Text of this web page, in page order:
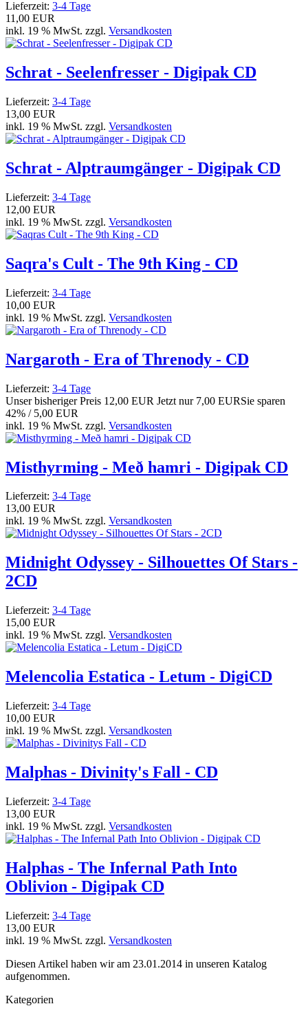
Lieferzeit: 3-4 Tage
11,00 EUR
inkl. 19 % MwSt. zzgl. Versandkosten
Schrat - Seelenfresser - Digipak CD
Lieferzeit: 3-4 Tage
13,00 EUR
inkl. 19 % MwSt. zzgl. Versandkosten
Schrat - Alptraumgänger - Digipak CD
Lieferzeit: 3-4 Tage
12,00 EUR
inkl. 19 % MwSt. zzgl. Versandkosten
Saqra's Cult - The 9th King - CD
Lieferzeit: 3-4 Tage
10,00 EUR
inkl. 19 % MwSt. zzgl. Versandkosten
Nargaroth - Era of Threnody - CD
Lieferzeit: 3-4 Tage
Unser bisheriger Preis 12,00 EUR Jetzt nur 7,00 EURSie sparen
42% / 5,00 EUR
inkl. 19 % MwSt. zzgl. Versandkosten
Misthyrming - Með hamri - Digipak CD
Lieferzeit: 3-4 Tage
13,00 EUR
inkl. 19 % MwSt. zzgl. Versandkosten
Midnight Odyssey - Silhouettes Of Stars -
2CD
Lieferzeit: 3-4 Tage
15,00 EUR
inkl. 19 % MwSt. zzgl. Versandkosten
Melencolia Estatica - Letum - DigiCD
Lieferzeit: 3-4 Tage
10,00 EUR
inkl. 19 % MwSt. zzgl. Versandkosten
Malphas - Divinity's Fall - CD
Lieferzeit: 3-4 Tage
13,00 EUR
inkl. 19 % MwSt. zzgl. Versandkosten
Halphas - The Infernal Path Into
Oblivion - Digipak CD
Lieferzeit: 3-4 Tage
13,00 EUR
inkl. 19 % MwSt. zzgl. Versandkosten
Diesen Artikel haben wir am 23.01.2014 in unseren Katalog
aufgenommen.
Kategorien